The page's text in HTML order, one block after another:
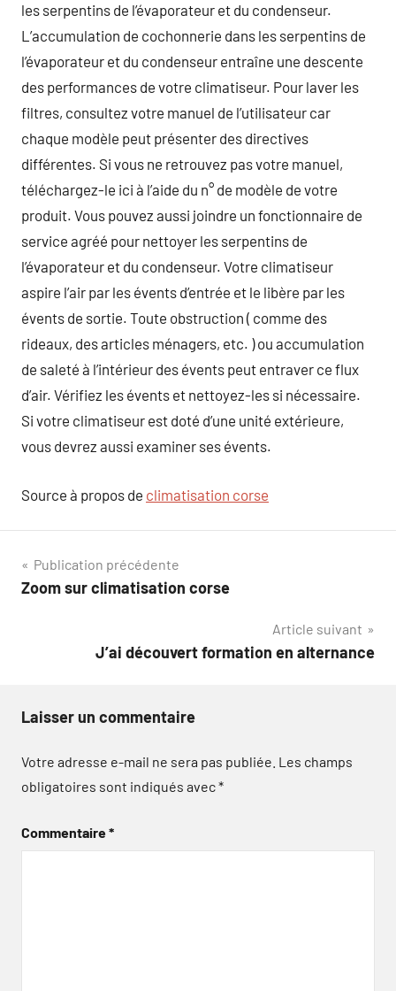
les serpentins de l’évaporateur et du condenseur.
L’accumulation de cochonnerie dans les serpentins de
l’évaporateur et du condenseur entraîne une descente
des performances de votre climatiseur. Pour laver les
filtres, consultez votre manuel de l’utilisateur car
chaque modèle peut présenter des directives
différentes. Si vous ne retrouvez pas votre manuel,
téléchargez-le ici à l’aide du n° de modèle de votre
produit. Vous pouvez aussi joindre un fonctionnaire de
service agréé pour nettoyer les serpentins de
l’évaporateur et du condenseur. Votre climatiseur
aspire l’air par les évents d’entrée et le libère par les
évents de sortie. Toute obstruction ( comme des
rideaux, des articles ménagers, etc. ) ou accumulation
de saleté à l’intérieur des évents peut entraver ce flux
d’air. Vérifiez les évents et nettoyez-les si nécessaire.
Si votre climatiseur est doté d’une unité extérieure,
vous devrez aussi examiner ses évents.
Source à propos de climatisation corse
Navigation
de
Publication précédente
Zoom sur climatisation corse
Article suivant
J’ai découvert formation en alternance
Laisser un commentaire
Votre adresse e-mail ne sera pas publiée. Les champs
obligatoires sont indiqués avec*
Commentaire*